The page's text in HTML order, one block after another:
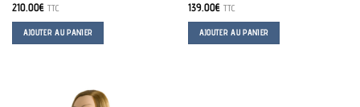
210.00€ TTC
AJOUTER AU PANIER
139.00€ TTC
AJOUTER AU PANIER